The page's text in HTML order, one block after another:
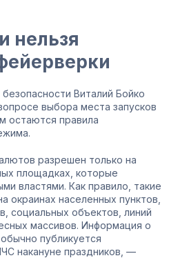
нельзя
Виталий Бойко
выбора места запусков
остаются правила
разрешен только на
площадках, которые
властями. Как правило, такие
окраинах населенных пунктов,
социальных объектов, линий
массивов. Информация о
публикуется
накануне праздников, —